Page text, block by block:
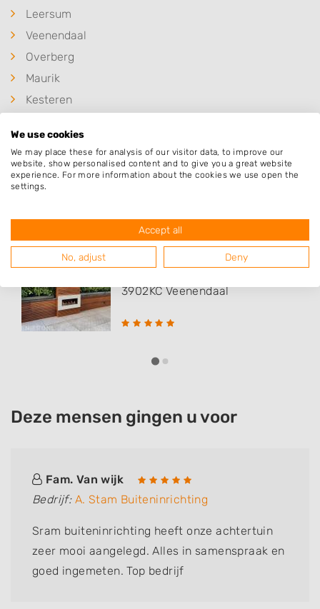
Leersum
Veenendaal
Overberg
Maurik
Kesteren
A. Stam Buiteninrichting
Erasmusstraat 105
3902KC Veenendaal
Deze mensen gingen u voor
Fam. Van wijk
Bedrijf: A. Stam Buiteninrichting
Sram buiteninrichting heeft onze achtertuin
zeer mooi aangelegd. Alles in samenspraak en
goed ingemeten. Top bedrijf
We use cookies
We may place these for analysis of our visitor data, to improve our
website, show personalised content and to give you a great website
experience. For more information about the cookies we use open the
settings.
Accept all
No, adjust Deny